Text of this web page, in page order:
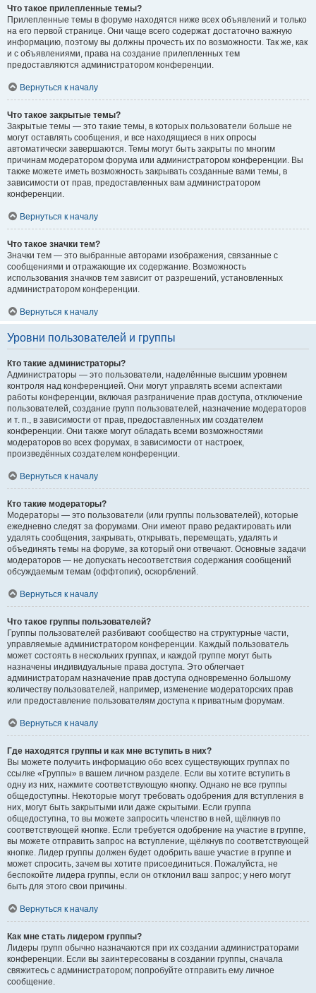
Что такое прилепленные темы?
Прилепленные темы в форуме находятся ниже всех объявлений и только
на его первой странице. Они чаще всего содержат достаточно важную
информацию, поэтому вы должны прочесть их по возможности. Так же, как
и с объявлениями, права на создание прилепленных тем
предоставляются администратором конференции.
Вернуться к началу
Что такое закрытые темы?
Закрытые темы — это такие темы, в которых пользователи больше не
могут оставлять сообщения, и все находящиеся в них опросы
автоматически завершаются. Темы могут быть закрыты по многим
причинам модератором форума или администратором конференции. Вы
также можете иметь возможность закрывать созданные вами темы, в
зависимости от прав, предоставленных вам администратором
конференции.
Вернуться к началу
Что такое значки тем?
Значки тем — это выбранные авторами изображения, связанные с
сообщениями и отражающие их содержание. Возможность
использования значков тем зависит от разрешений, установленных
администратором конференции.
Вернуться к началу
Уровни пользователей и группы
Кто такие администраторы?
Администраторы — это пользователи, наделённые высшим уровнем
контроля над конференцией. Они могут управлять всеми аспектами
работы конференции, включая разграничение прав доступа, отключение
пользователей, создание групп пользователей, назначение модераторов
и т. п., в зависимости от прав, предоставленных им создателем
конференции. Они также могут обладать всеми возможностями
модераторов во всех форумах, в зависимости от настроек,
произведённых создателем конференции.
Вернуться к началу
Кто такие модераторы?
Модераторы — это пользователи (или группы пользователей), которые
ежедневно следят за форумами. Они имеют право редактировать или
удалять сообщения, закрывать, открывать, перемещать, удалять и
объединять темы на форуме, за который они отвечают. Основные задачи
модераторов — не допускать несоответствия содержания сообщений
обсуждаемым темам (оффтопик), оскорблений.
Вернуться к началу
Что такое группы пользователей?
Группы пользователей разбивают сообщество на структурные части,
управляемые администратором конференции. Каждый пользователь
может состоять в нескольких группах, и каждой группе могут быть
назначены индивидуальные права доступа. Это облегчает
администраторам назначение прав доступа одновременно большому
количеству пользователей, например, изменение модераторских прав
или предоставление пользователям доступа к приватным форумам.
Вернуться к началу
Где находятся группы и как мне вступить в них?
Вы можете получить информацию обо всех существующих группах по
ссылке «Группы» в вашем личном разделе. Если вы хотите вступить в
одну из них, нажмите соответствующую кнопку. Однако не все группы
общедоступны. Некоторые могут требовать одобрения для вступления в
них, могут быть закрытыми или даже скрытыми. Если группа
общедоступна, то вы можете запросить членство в ней, щёлкнув по
соответствующей кнопке. Если требуется одобрение на участие в группе,
вы можете отправить запрос на вступление, щёлкнув по соответствующей
кнопке. Лидер группы должен будет одобрить ваше участие в группе и
может спросить, зачем вы хотите присоединиться. Пожалуйста, не
беспокойте лидера группы, если он отклонил ваш запрос; у него могут
быть для этого свои причины.
Вернуться к началу
Как мне стать лидером группы?
Лидеры групп обычно назначаются при их создании администраторами
конференции. Если вы заинтересованы в создании группы, сначала
свяжитесь с администратором; попробуйте отправить ему личное
сообщение.